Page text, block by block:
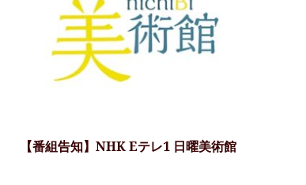
【番組告知】NHK Eテレ1 日曜美術館